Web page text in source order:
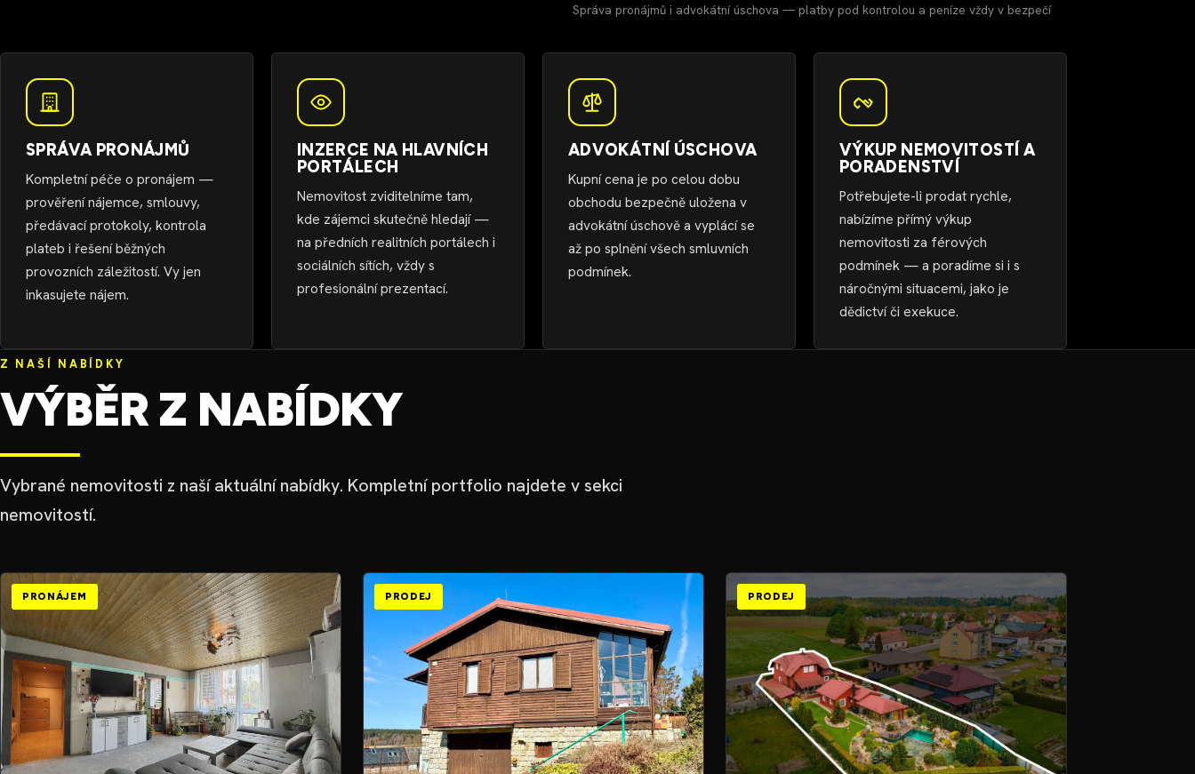
Správa pronájmů i advokátní úschova — platby pod kontrolou a peníze vždy v bezpečí
SPRÁVA PRONÁJMŮ
Kompletní péče o pronájem —
prověření nájemce, smlouvy,
předávací protokoly, kontrola
plateb i řešení běžných
provozních záležitostí. Vy jen
inkasujete nájem.
INZERCE NA HLAVNÍCH
PORTÁLECH
Nemovitost zviditelníme tam,
kde zájemci skutečně hledají —
na předních realitních portálech i
sociálních sítích, vždy s
profesionální prezentací.
ADVOKÁTNÍ ÚSCHOVA
Kupní cena je po celou dobu
obchodu bezpečně uložena v
advokátní úschově a vyplácí se
až po splnění všech smluvních
podmínek.
VÝKUP NEMOVITOSTÍ A
PORADENSTVÍ
Potřebujete-li prodat rychle,
nabízíme přímý výkup
nemovitosti za férových
podmínek — a poradíme si i s
náročnými situacemi, jako je
dědictví či exekuce.
Z NAŠÍ NABÍDKY
VÝBĚR Z NABÍDKY
Vybrané nemovitosti z naší aktuální nabídky. Kompletní portfolio najdete v sekci
nemovitostí.
PRONÁJEM PRODEJ PRODEJ